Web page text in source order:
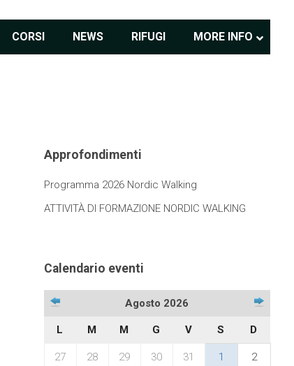
CORSI NEWS RIFUGI MORE INFO
Approfondimenti
Programma 2026 Nordic Walking
ATTIVITÀ DI FORMAZIONE NORDIC WALKING
Calendario eventi
Agosto 2026
L M M G V S D
27 28 29 30 31 1 2